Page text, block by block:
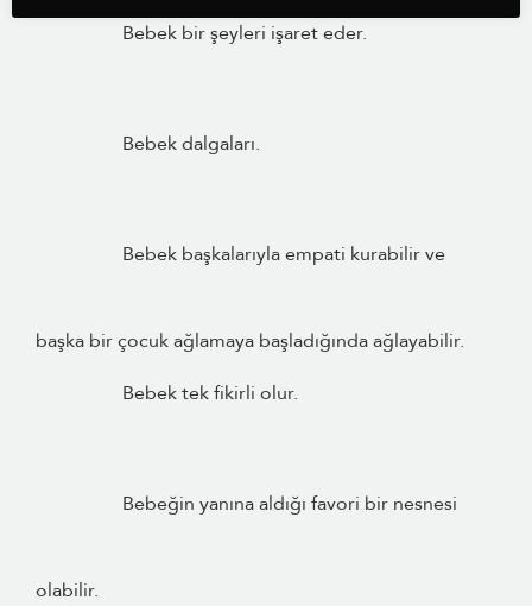
Bebek bir şeyleri işaret eder.
Bebek dalgaları.
Bebek başkalarıyla empati kurabilir ve
başka bir çocuk ağlamaya başladığında ağlayabilir.
Bebek tek fikirli olur.
Bebeğin yanına aldığı favori bir nesnesi
olabilir.